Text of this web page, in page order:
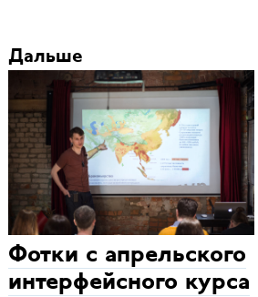
Дальше
Фотки с апрельского
интерфейсного курса